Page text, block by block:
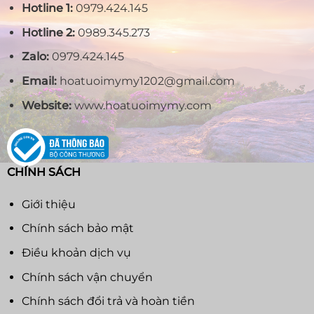
Hotline 1:0979.424.145
Hotline 2:0989.345.273
Zalo:0979.424.145
Email:hoatuoimymy1202@gmail.com
Website:www.hoatuoimymy.com
CHÍNH SÁCH
Giới thiệu
Chính sách bảo mật
Điều khoản dịch vụ
Chính sách vận chuyển
Chính sách đổi trả và hoàn tiền